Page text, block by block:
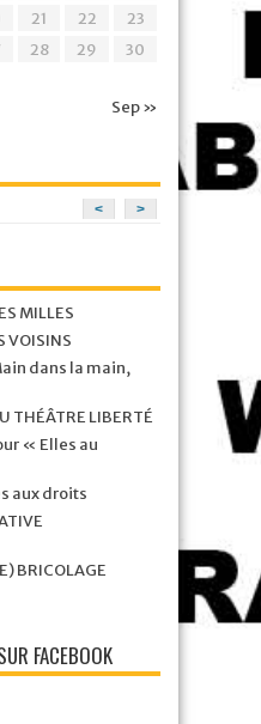
21 22
23
28 29
30
Sep »
< >
MILLES
VOISINS
dans la main,
THÉÂTRE LIBERTÉ
« Elles au
aux droits
BRICOLAGE
FACEBOOK